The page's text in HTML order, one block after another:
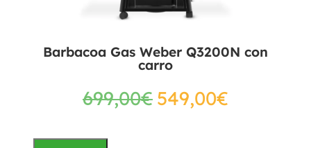
Barbacoa Gas Weber Q3200N con
carro
699,00€ 549,00€